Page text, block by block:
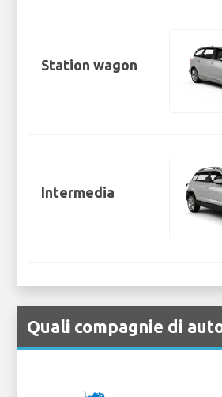
Station wagon
Intermedia
Quali compagnie di